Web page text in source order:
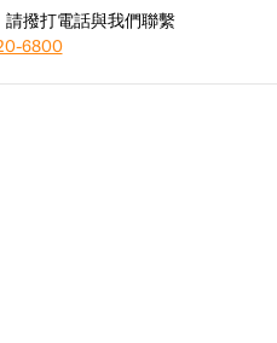
撥打電話與我們聯繫
6800